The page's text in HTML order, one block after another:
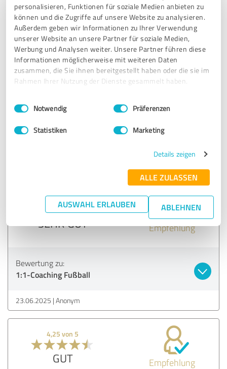
personalisieren, Funktionen für soziale Medien anbieten zu
können und die Zugriffe auf unsere Website zu analysieren.
Außerdem geben wir Informationen zu Ihrer Verwendung
unserer Website an unsere Partner für soziale Medien,
Werbung und Analysen weiter. Unsere Partner führen diese
Informationen möglicherweise mit weiteren Daten
zusammen, die Sie ihnen bereitgestellt haben oder die sie im
Rahmen Ihrer Nutzung der Dienste gesammelt haben.
Impressum Datenschutzbestimmungen
Einwilligungsauswahl
Notwendig Präferenzen
Statistiken Marketing
Details zeigen
ALLE ZULASSEN
AUSWAHL ERLAUBEN ABLEHNEN
1:1-Coaching Fußball
03.11.2025 Anonym
5,00 von 5
SEHR GUT
Bewertung zu:
5,00 von 5
SEHR GUT Empfehlung
Bewertung zu:
1:1-Coaching Fußball
23.06.2025 Anonym
4,25 von 5
GUT Empfehlung